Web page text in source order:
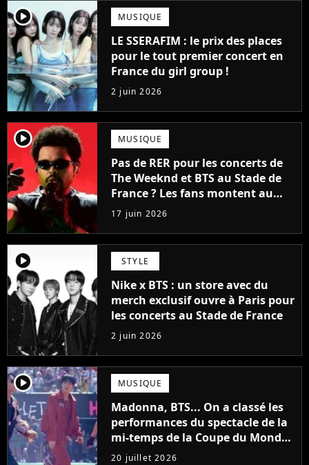
player2 MUSIQUE
LE SSERAFIM : le prix des places
pour le tout premier concert en
France du girl group !
2 juin 2026
player2 MUSIQUE
Pas de RER pour les concerts de
The Weeknd et BTS au Stade de
France ? Les fans montent au
créneau et font plier la RATP
17 juin 2026
player2 STYLE
Nike x BTS : un store avec du
merch exclusif ouvre à Paris pour
les concerts au Stade de France
2 juin 2026
player2 MUSIQUE
Madonna, BTS... On a classé les
performances du spectacle de la
mi-temps de la Coupe du Monde,
de la pire à la meilleure
20 juillet 2026